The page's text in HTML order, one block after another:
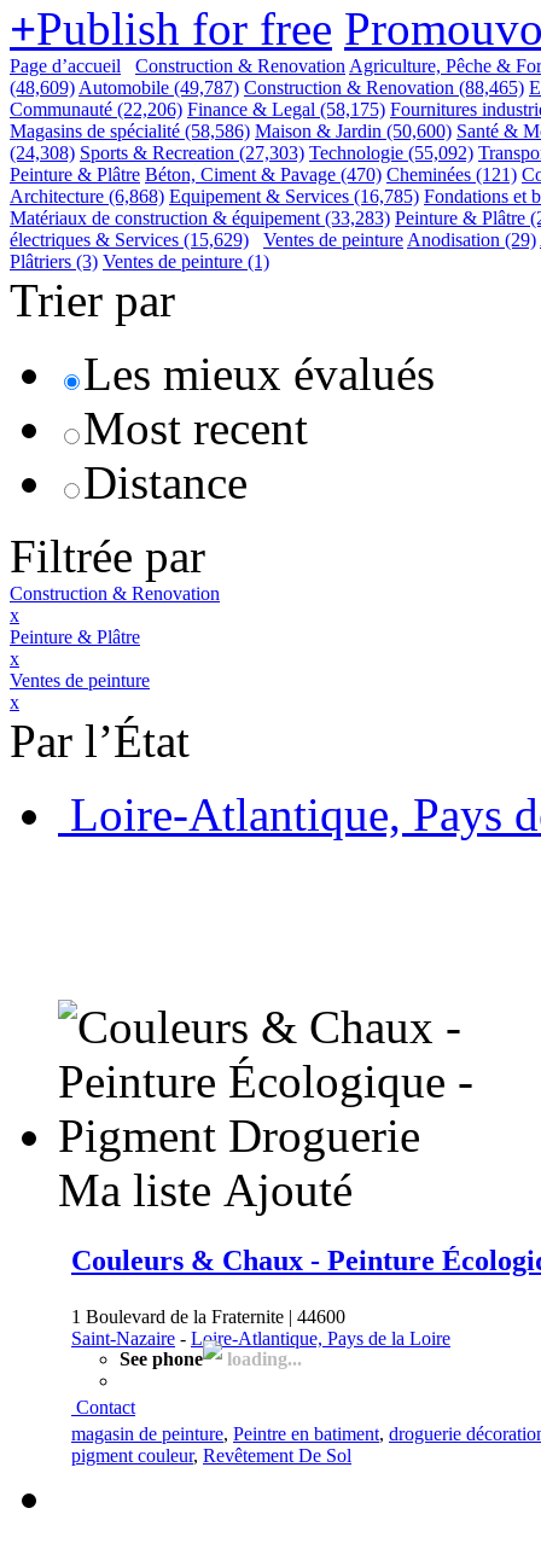
+Publish for free
Page d’accueil Construction & Renovation Agriculture, Pêche &
(48,609) Automobile (49,787) Construction & Renovation (88,465)
Communauté (22,206) Finance & Legal (58,175) Fournitures
Magasins de spécialité (58,586) Maison & Jardin (50,600) Santé &
(24,308) Sports & Recreation (27,303) Technologie (55,092)
Peinture & Plâtre Béton, Ciment & Pavage (470) Cheminées (121)
Architecture (6,868) Equipement & Services (16,785) Fondations et
Matériaux de construction & équipement (33,283) Peinture & Plâtre
électriques & Services (15,629) Ventes de peinture Anodisation (29)
Plâtriers (3) Ventes de peinture (1)
Trier par
Les mieux évalués
Most recent
Distance
Filtrée par
Construction & Renovation
x
Peinture & Plâtre
x
Ventes de peinture
x
Par l’État
Loire-Atlantique, Pays
Ma liste Ajouté
Couleurs & Chaux - Peinture
1 Boulevard de la Fraternite | 44600
Saint-Nazaire - Loire-Atlantique, Pays de la Loire
See phone
loading...
Contact
magasin de peinture, Peintre en batiment, droguerie
pigment couleur, Revêtement De Sol